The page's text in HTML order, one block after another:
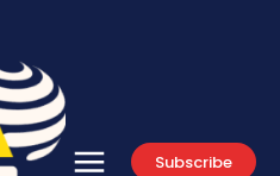
Subscribe